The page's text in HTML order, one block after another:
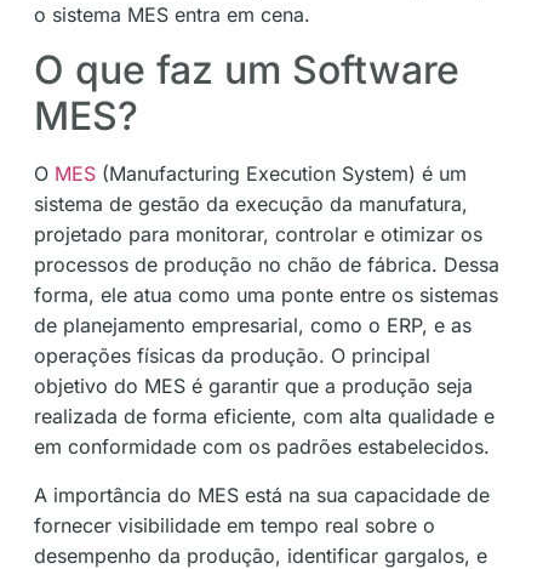
o sistema MES entra em cena.
O que faz um Software
MES?
O MES (Manufacturing Execution System) é um
sistema de gestão da execução da manufatura,
projetado para monitorar, controlar e otimizar os
processos de produção no chão de fábrica. Dessa
forma, ele atua como uma ponte entre os sistemas
de planejamento empresarial, como o ERP, e as
operações físicas da produção. O principal
objetivo do MES é garantir que a produção seja
realizada de forma eficiente, com alta qualidade e
em conformidade com os padrões estabelecidos.
A importância do MES está na sua capacidade de
fornecer visibilidade em tempo real sobre o
desempenho da produção, identificar gargalos, e